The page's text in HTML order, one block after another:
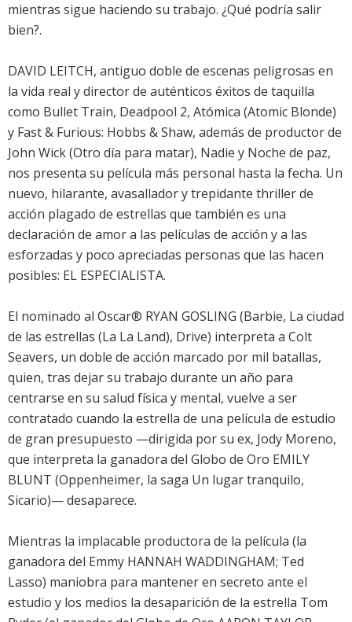
mientras sigue haciendo su trabajo. ¿Qué podría salir
bien?.
DAVID LEITCH, antiguo doble de escenas peligrosas en
la vida real y director de auténticos éxitos de taquilla
como Bullet Train, Deadpool 2, Atómica (Atomic Blonde)
y Fast & Furious: Hobbs & Shaw, además de productor de
John Wick (Otro día para matar), Nadie y Noche de paz,
nos presenta su película más personal hasta la fecha. Un
nuevo, hilarante, avasallador y trepidante thriller de
acción plagado de estrellas que también es una
declaración de amor a las películas de acción y a las
esforzadas y poco apreciadas personas que las hacen
posibles: EL ESPECIALISTA.
El nominado al Oscar® RYAN GOSLING (Barbie, La ciudad
de las estrellas (La La Land), Drive) interpreta a Colt
Seavers, un doble de acción marcado por mil batallas,
quien, tras dejar su trabajo durante un año para
centrarse en su salud física y mental, vuelve a ser
contratado cuando la estrella de una película de estudio
de gran presupuesto —dirigida por su ex, Jody Moreno,
que interpreta la ganadora del Globo de Oro EMILY
BLUNT (Oppenheimer, la saga Un lugar tranquilo,
Sicario)— desaparece.
Mientras la implacable productora de la película (la
ganadora del Emmy HANNAH WADDINGHAM; Ted
Lasso) maniobra para mantener en secreto ante el
estudio y los medios la desaparición de la estrella Tom